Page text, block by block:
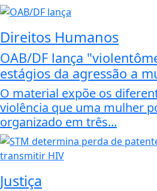
Direitos Humanos
OAB/DF lança
estágios da agressão a
O material expõe os
violência que uma mulher
organizado em três...
Justiça